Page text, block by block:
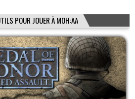
POUR JOUER À MOH:AA